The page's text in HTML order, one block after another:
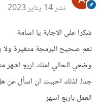
نشر14 يناير 2023
شكرا على الاجابة يا اسامة
نعم صحيح البرمجة متغيرة ولا
وضعي الحالي املك اربع اشهر
جدا. لذلك احببت ان اسأل عن
العمل باربع اشهر